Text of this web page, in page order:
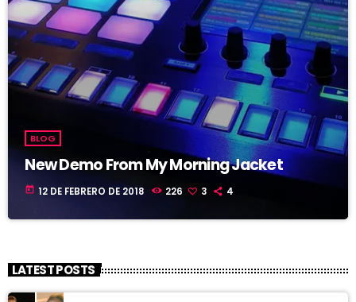
BLOG
New Demo From My Morning Jacket
today 12 DE FEBRERO DE 2018 226 3 4
LATEST POSTS